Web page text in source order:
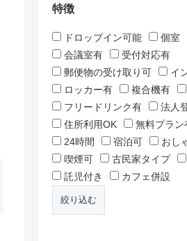
特徴
ドロップイン可能 個室
会議室有
受付対応有
郵便物の受け取り可
イ
ロッカー有
複合機有
フリードリンク有
法人
住所利用OK
無料プラン
24時間
宿泊可 おし
喫煙可
古民家タイプ
託児付き
カフェ併設